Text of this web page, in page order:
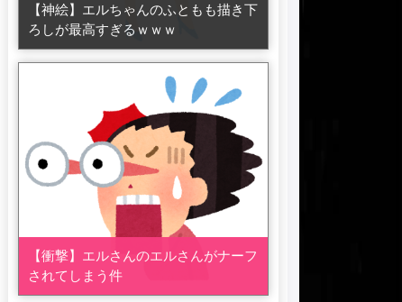
【神絵】エルちゃんのふともも描き下
ろしが最高すぎるｗｗｗ
【衝撃】エルさんのエルさんがナーフ
されてしまう件